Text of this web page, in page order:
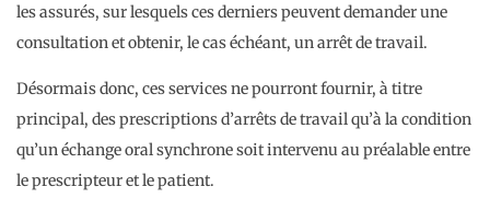
les assurés, sur lesquels ces derniers peuvent demander une
consultation et obtenir, le cas échéant, un arrêt de travail.
Désormais donc, ces services ne pourront fournir, à titre
principal, des prescriptions d’arrêts de travail qu’à la condition
qu’un échange oral synchrone soit intervenu au préalable entre
le prescripteur et le patient.